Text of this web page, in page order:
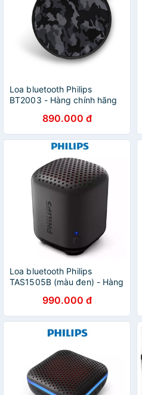
Loa bluetooth Philips
BT2003 - Hàng chính hãng
890.000 đ
Loa bluetooth Philips
TAS1505B (màu đen) - Hàng
990.000 đ